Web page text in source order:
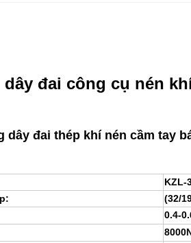
dây đai công cụ nén
dây đai thép khí nén cầm tay
KZL-
(32/
0.4-